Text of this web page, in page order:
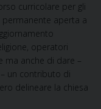
curricolare per gli
aperta a
operatori
ma anche di dare –
un contributo di
delineare la chiesa